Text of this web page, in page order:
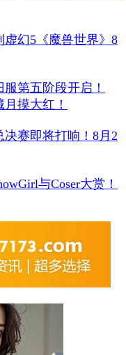
幻5《魔兽世界》8
第五阶段开启！
摸大红！
决赛即将打响！8月2
与Coser大赏！